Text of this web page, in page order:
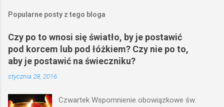
Popularne posty z tego bloga
Czy po to wnosi się światło, by je postawić
pod korcem lub pod łóżkiem? Czy nie po to,
aby je postawić na świeczniku?
stycznia 28, 2016
Czwartek Wspomnienie obowiązkowe św.